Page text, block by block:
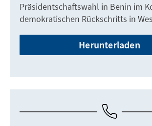
Präsidentschaftswahl in Benin im
demokratischen Rückschritts in
Herunterladen